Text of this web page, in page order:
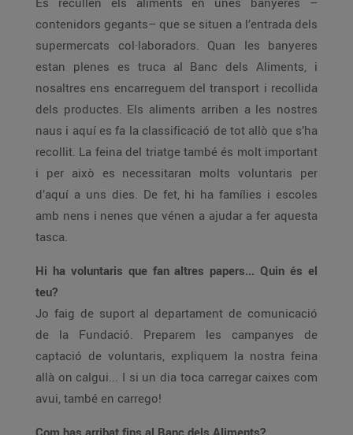
contenidors gegants– que se situen a l’entrada dels
supermercats col·laboradors. Quan les banyeres
estan plenes es truca al Banc dels Aliments, i
nosaltres ens encarreguem del transport i recollida
dels productes. Els aliments arriben a les nostres
naus i aquí es fa la classificació de tot allò que s’ha
recollit. La feina del triatge també és molt important
i per això es necessitaran molts voluntaris per
d’aquí a uns dies. De fet, hi ha famílies i escoles
amb nens i nenes que vénen a ajudar a fer aquesta
tasca.
Hi ha voluntaris que fan altres papers... Quin és el
teu?
Jo faig de suport al departament de comunicació
de la Fundació. Preparem les campanyes de
captació de voluntaris, expliquem la nostra feina
allà on calgui... I si un dia toca carregar caixes com
avui, també en carrego!
Com has arribat fins al Banc dels Aliments?